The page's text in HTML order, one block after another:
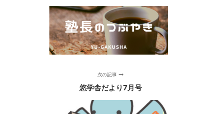
次の記事
悠学舎だより7月号